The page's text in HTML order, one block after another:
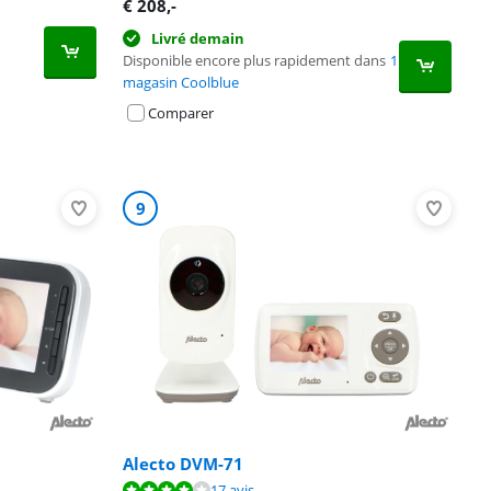
€ 208,-
Livré demain
Disponible encore plus rapidement dans 1
magasin Coolblue
Comparer
9
Alecto DVM-71